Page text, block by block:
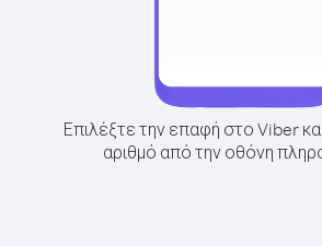
Επιλέξτε την επαφή στο Viber
αριθμό από την οθόνη